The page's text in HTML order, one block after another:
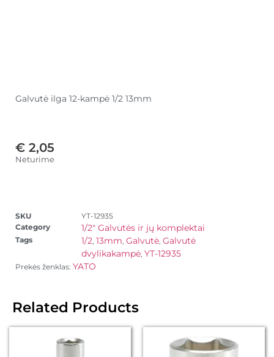
Galvutė ilga 12-kampė 1/2 13mm
€ 2,05
Neturime
SKU
YT-12935
Category
1/2" Galvutės ir jų komplektai
Tags 1/2, 13mm, Galvutė, Galvutė
dvylikakampė, YT-12935
Prekės ženklas: YATO
Related Products